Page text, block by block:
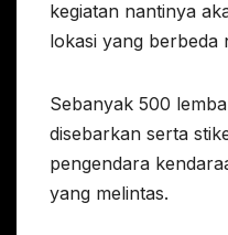
kegiatan nantinya
lokasi yang berbeda
Sebanyak 500
disebarkan serta
pengendara
yang melintas.